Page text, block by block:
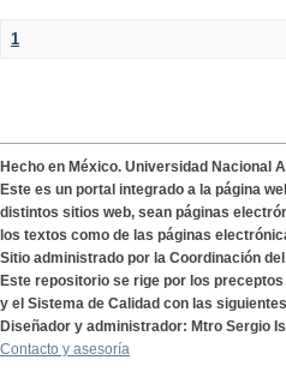
1
Hecho en México. Universidad Nacional
Este es un portal integrado a la página
distintos sitios web, sean páginas
los textos como de las páginas
Sitio administrado por la Coordinación
Este repositorio se rige por los
y el Sistema de Calidad con las
Diseñador y administrador: Mtro Sergio
Contacto y asesoría